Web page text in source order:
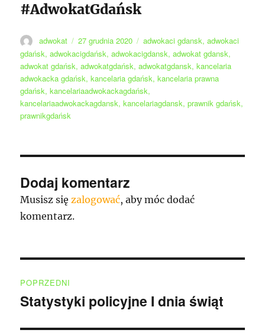
#AdwokatGdańsk
Autor
adwokat
Data
publikacji
27 grudnia 2020 Tagi
adwokaci gdansk,adwokaci
gdańsk,adwokacigdańsk,adwokacigdansk,adwokat gdansk,
adwokat gdańsk,adwokatgdańsk,adwokatgdansk,kancelaria
adwokacka gdańsk,kancelaria gdańsk,kancelaria prawna
gdańsk,kancelariaadwokackagdańsk,
kancelariaadwokackagdansk,kancelariagdansk,prawnik gdańsk,
prawnikgdańsk
Dodaj komentarz
Musisz sięzalogować, aby móc dodać
komentarz.
wpisu
POPRZEDNI
Poprzedni
Statystyki policyjne I dnia świąt